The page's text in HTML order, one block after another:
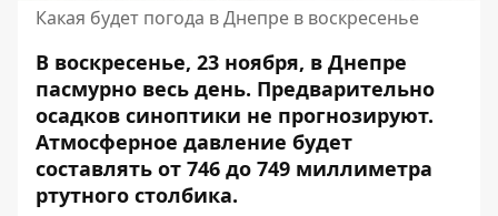
Какая будет погода в Днепре в воскресенье
В воскресенье, 23 ноября, в Днепре
пасмурно весь день. Предварительно
осадков синоптики не прогнозируют.
Атмосферное давление будет
составлять от 746 до 749 миллиметра
ртутного столбика.